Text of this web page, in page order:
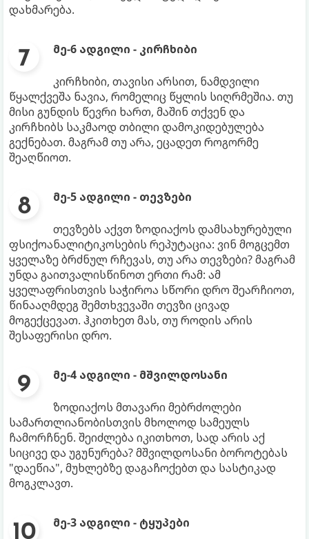
დახმარება.
მე-6 ადგილი - კირჩხიბი
კირჩხიბი, თავისი არსით, ნამდვილი
წყალქვეშა ნავია, რომელიც წყლის სიღრმეშია. თუ
მისი გუნდის წევრი ხართ, მაშინ თქვენ და
კირჩხიბს საკმაოდ თბილი დამოკიდებულება
გექნებათ. მაგრამ თუ არა, ეცადეთ როგორმე
შეაღწიოთ.
მე-5 ადგილი - თევზები
თევზებს აქვთ ზოდიაქოს დამსახურებული
ფსიქოანალიტიკოსების რეპუტაცია: ვინ მოგცემთ
ყველაზე ბრძნულ რჩევას, თუ არა თევზები? მაგრამ
უნდა გაითვალისწინოთ ერთი რამ: ამ
ყველაფრისთვის საჭიროა სწორი დრო შეარჩიოთ,
წინააღმდეგ შემთხვევაში თევზი ცივად
მოგექცევათ. ჰკითხეთ მას, თუ როდის არის
შესაფერისი დრო.
მე-4 ადგილი - მშვილდოსანი
ზოდიაქოს მთავარი მებრძოლები
სამართლიანობისთვის მხოლოდ სამეულს
ჩამორჩნენ. შეიძლება იკითხოთ, სად არის აქ
სიცივე და უგუნურება? მშვილდოსანი ბოროტებას
"დაეწია", მუხლებზე დაგაჩოქებთ და სასტიკად
მოგკლავთ.
მე-3 ადგილი - ტყუპები